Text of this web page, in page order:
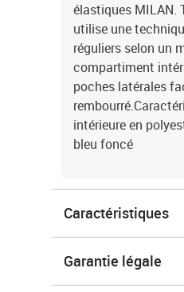
élastiques MILAN.
utilise une
réguliers selon un
compartiment
poches latérales
intérieure en
bleu foncé
Caractéristiques
Garantie légale